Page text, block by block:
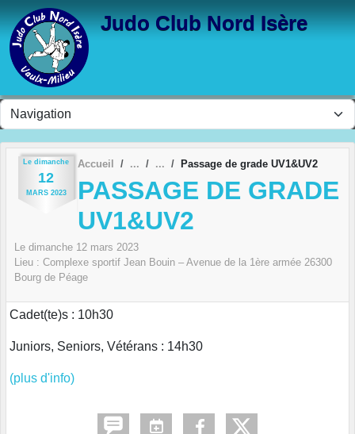
Judo Club Nord Isère
Le dimanche
12
MARS 2023
Accueil Passage de grade UV1&UV2
PASSAGE DE GRADE
UV1&UV2
Le dimanche 12 mars 2023
Lieu : Complexe sportif Jean Bouin – Avenue de la 1ère armée 26300
Bourg de Péage
Cadet(te)s : 10h30
Juniors, Seniors, Vétérans : 14h30
(plus d'info)
Panneau de gestion des cookies